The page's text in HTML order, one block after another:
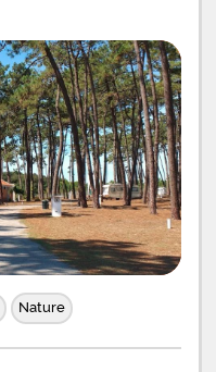
Nature